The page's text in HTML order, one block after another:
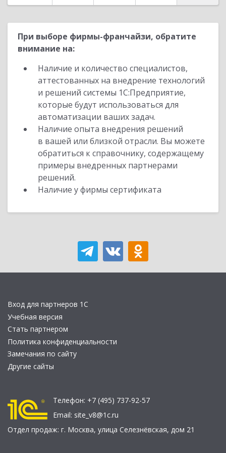
При выборе фирмы-франчайзи, обратите
внимание на:
Наличие и количество специалистов,
аттестованных на внедрение технологий
и решений системы 1С:Предприятие,
которые будут использоваться для
автоматизации ваших задач.
Наличие опыта внедрения решений
в вашей или близкой отрасли. Вы можете
обратиться к справочнику, содержащему
примеры внедренных партнерами
решений.
Наличие у фирмы сертификата
Вход для партнеров 1С
Учебная версия
Стать партнером
Политика конфиденциальности
Замечания по сайту
Другие сайты
Телефон: +7 (495) 737-92-57
Email: site_v8@1c.ru
Отдел продаж: г. Москва, улица Селезнёвская, дом 21